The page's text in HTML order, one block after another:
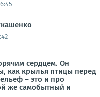
сердцем. Он
как крылья птицы перед
– это и про
же самобытный и